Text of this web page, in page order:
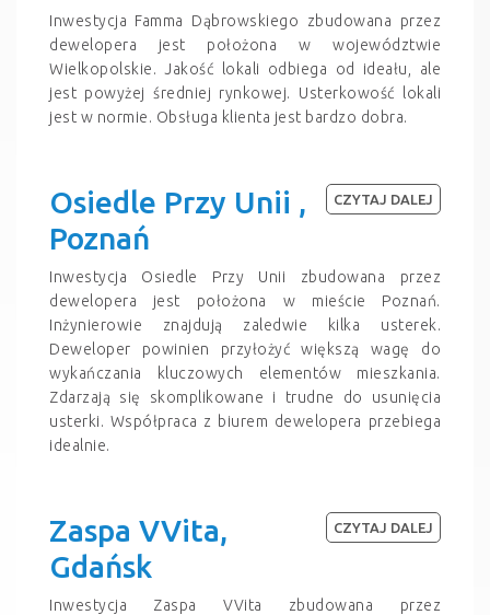
Inwestycja Famma Dąbrowskiego zbudowana przez
dewelopera jest położona w województwie
Wielkopolskie. Jakość lokali odbiega od ideału, ale
jest powyżej średniej rynkowej. Usterkowość lokali
jest w normie. Obsługa klienta jest bardzo dobra.
Osiedle Przy Unii ,
Poznań
Inwestycja Osiedle Przy Unii zbudowana przez
dewelopera jest położona w mieście Poznań.
Inżynierowie znajdują zaledwie kilka usterek.
Deweloper powinien przyłożyć większą wagę do
wykańczania kluczowych elementów mieszkania.
Zdarzają się skomplikowane i trudne do usunięcia
usterki. Współpraca z biurem dewelopera przebiega
idealnie.
CZYTAJ DALEJ
Zaspa VVita,
Gdańsk
Inwestycja Zaspa VVita zbudowana przez
CZYTAJ DALEJ